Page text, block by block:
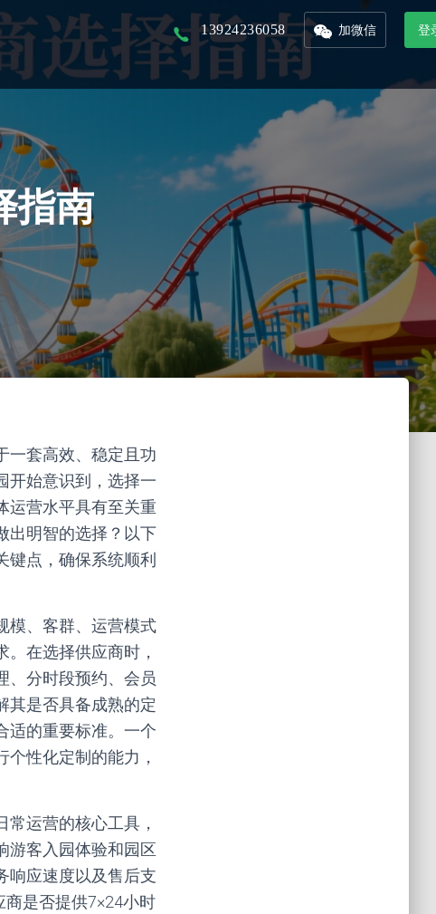
13924236058 加微信 登
指南
一套高效、稳定且功
开始意识到，选择一
运营水平具有至关重
出明智的选择？以下
点，确保系统顺利
模、客群、运营模式
在选择供应商时，
、分时段预约、会员
其是否具备成熟的定
适的重要标准。一个
性化定制的能力，
运营的核心工具，
游客入园体验和园区
响应速度以及售后支
是否提供7×24小时